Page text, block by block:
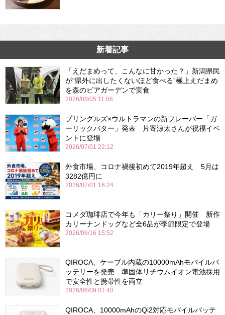
新着記事
「えだまめって、こんなに甘かった？」新潟県民
が“県外に出したくないほど食べる”極上えだまめ
を森のビアガーデンで実食
2026/08/05 11:06
プリングルズ×ウルトラマンの新フレーバー「ガ
ーリックバター」発表 片寄涼太さんが祝福イベ
ントに登場
2026/07/01 22:12
外食市場、コロナ禍後初めて2019年超え 5月は
3282億円に
2026/07/01 16:24
コメダ珈琲店で今年も「カリー祭り」開催 新作
カリーナンドッグなど全6品が季節限定で登場
2026/06/16 15:52
QIROCA、ケーブル内蔵の10000mAhモバイルバ
ッテリーを発売 準固体リチウムイオン電池採用
で安全性と携帯性を両立
2026/06/09 01:40
QIROCA、10000mAhのQi2対応モバイルバッテ